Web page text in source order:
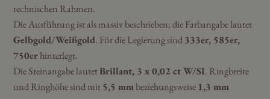
technischen Rahmen.
Die Ausführung ist als massiv beschrieben; die Farbangabe lautet
Gelbgold/Weißgold. Für die Legierung sind333er, 585er,
750erhinterlegt.
Die Steinangabe lautetBrillant, 3 x 0,02 ct W/SI. Ringbreite
und Ringhöhe sind mit5,5 mmbeziehungsweise 1,3 mm